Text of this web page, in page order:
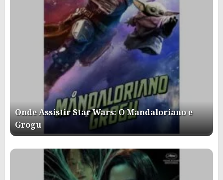
Onde Assistir Star Wars: O Mandaloriano e
Grogu